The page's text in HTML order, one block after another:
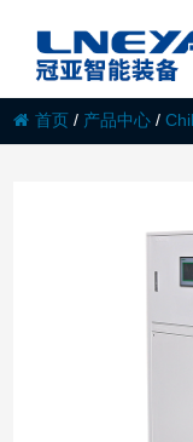
首页 / 产品中心 /